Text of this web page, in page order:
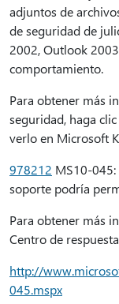
adjuntos de
de seguridad de
2002, Outlook
comportamiento.
Para obtener más
seguridad, haga
verlo en Microsoft
978212 MS10-
soporte podría
Para obtener más
Centro de
http://
045.mspx